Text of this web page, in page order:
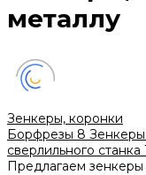
металлу
Зенкеры, коронки
Борфрезы 8
сверлильного станка
Предлагаем